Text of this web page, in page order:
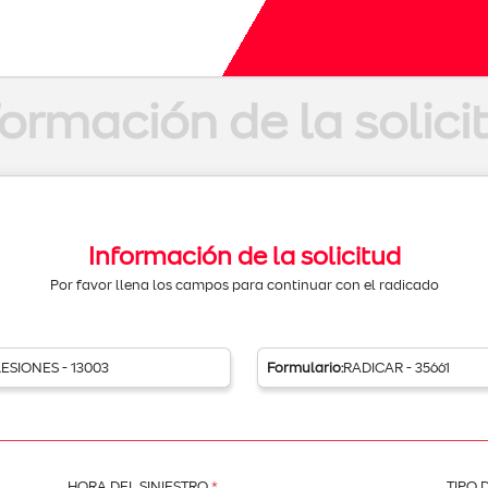
de la
Información de la solicitud
Por favor llena los campos para continuar con el radicado
- 13003 Formulario:RADICAR - 35661